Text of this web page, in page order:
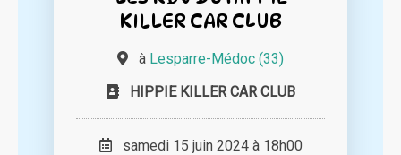
KILLER CAR CLUB
à Lesparre-Médoc (33)
HIPPIE KILLER CAR CLUB
samedi 15 juin 2024 à 18h00